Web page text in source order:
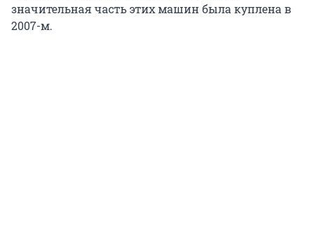
значительная часть этих машин была куплена в
2007-м.